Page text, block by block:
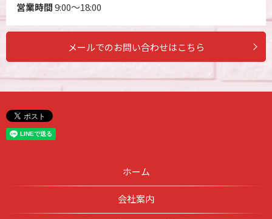
営業時間9:00～18:00
メールでのお問い合わせはこちら
ホーム
会社案内